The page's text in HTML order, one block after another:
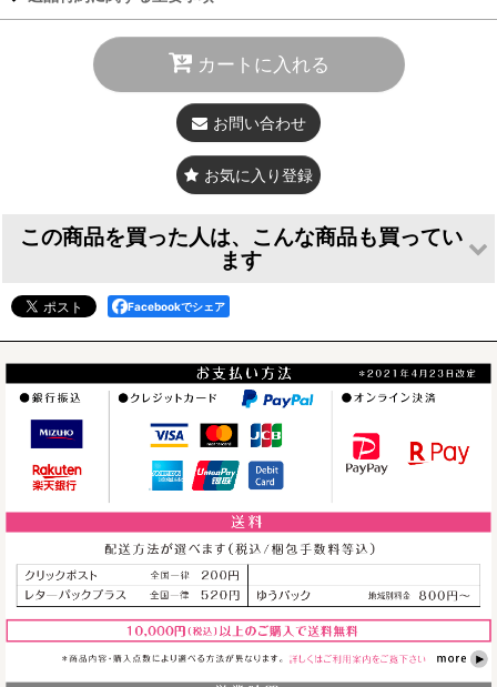
カートに入れる
お問い合わせ
お気に入り登録
この商品を買った人は、こんな商品も買ってい
ます
＜プレミアム＞ア
クリルケージプレ
ート
＜プレミアム＞ア
クリルケージプレ
ート（ガラス調）
[cp002prem]
1,980円 (税込)
レーザープリンタ
印刷 ネームタグ
Facebookでシェア